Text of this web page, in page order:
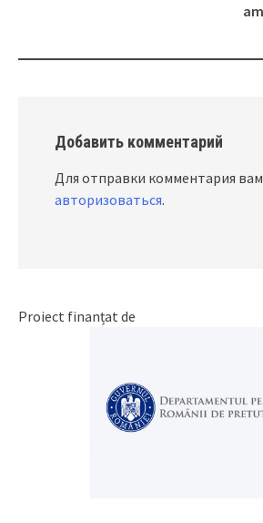
Добавить комментарий
Для отправки комментария
авторизоваться.
Proiect finanțat de